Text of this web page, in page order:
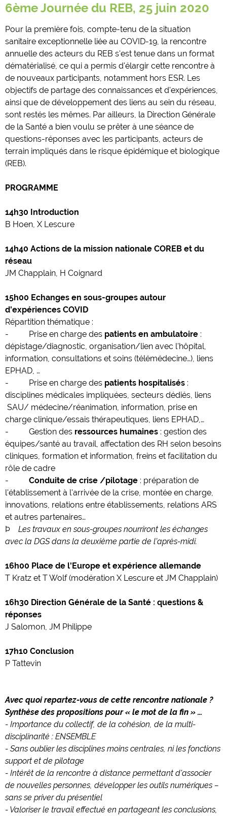
6ème Journée du REB, 25 juin 2020
Pour la première fois, compte-tenu de la situation
sanitaire exceptionnelle liée au COVID-19, la rencontre
annuelle des acteurs du REB s'est tenue dans un format
dématérialisé, ce qui a permis d'élargir cette rencontre à
de nouveaux participants, notamment hors ESR. Les
objectifs de partage des connaissances et d'expériences,
ainsi que de développement des liens au sein du réseau,
sont restés les mêmes. Par ailleurs, la Direction Générale
de la Santé a bien voulu se prêter à une séance de
questions-réponses avec les participants, acteurs de
terrain impliqués dans le risque épidémique et biologique
(REB).
PROGRAMME
14h30 Introduction
B Hoen, X Lescure
14h40 Actions de la mission nationale COREB et du
réseau
JM Chapplain, H Coignard
15h00 Echanges en sous-groupes autour
d'expériences COVID
Répartition thématique :
- Prise en charge des patients en ambulatoire :
dépistage/diagnostic, organisation/lien avec l'hôpital,
information, consultations et soins (télémédecine…), liens
EPHAD, …
- Prise en charge des patients hospitalisés :
disciplines médicales impliquées, secteurs dédiés, liens
SAU/ médecine/réanimation, information, prise en
charge clinique/essais thérapeutiques, liens EPHAD,…
- Gestion des ressources humaines : gestion des
équipes/santé au travail, affectation des RH selon besoins
cliniques, formation et information, freins et facilitation du
rôle de cadre
- Conduite de crise /pilotage : préparation de
l'établissement à l'arrivée de la crise, montée en charge,
innovations, relations entre établissements, relations ARS
et autres partenaires…
Þ Les travaux en sous-groupes nourriront les échanges
avec la DGS dans la deuxième partie de l'après-midi.
16h00 Place de l'Europe et expérience allemande
T Kratz et T Wolf (modération X Lescure et JM Chapplain)
16h30 Direction Générale de la Santé : questions &
réponses
J Salomon, JM Philippe
17h10 Conclusion
P Tattevin
Avec quoi repartez-vous de cette rencontre nationale ?
Synthèse des propositions pour « le mot de la fin » …
- Importance du collectif, de la cohésion, de la multi-
disciplinarité : ENSEMBLE
- Sans oublier les disciplines moins centrales, ni les fonctions
support et de pilotage
- Intérêt de la rencontre à distance permettant d'associer
de nouvelles personnes, développer les outils numériques –
sans se priver du présentiel
- Valoriser le travail effectué en partageant les conclusions,